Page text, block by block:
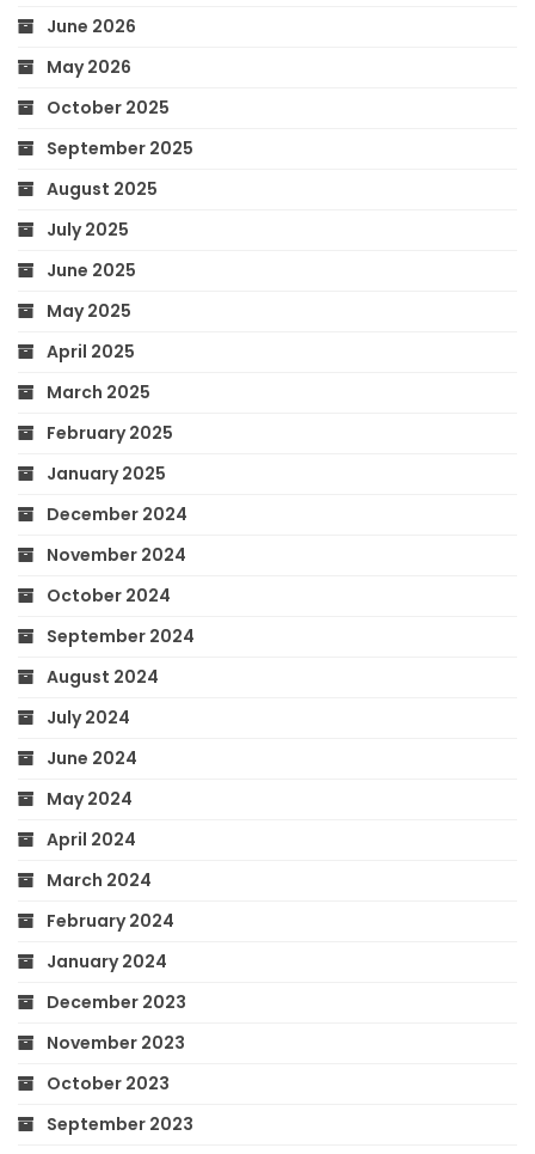
June 2026
May 2026
October 2025
September 2025
August 2025
July 2025
June 2025
May 2025
April 2025
March 2025
February 2025
January 2025
December 2024
November 2024
October 2024
September 2024
August 2024
July 2024
June 2024
May 2024
April 2024
March 2024
February 2024
January 2024
December 2023
November 2023
October 2023
September 2023